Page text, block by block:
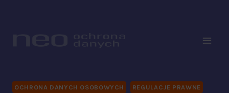
OCHRONA DANYCH OSOBOWYCH REGULACJE PRAWNE